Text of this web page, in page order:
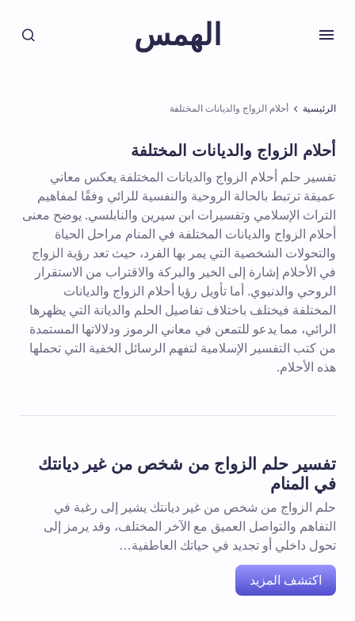
الهمس
الرئيسية أحلام الزواج والديانات المختلفة
أحلام الزواج والديانات المختلفة
تفسير حلم أحلام الزواج والديانات المختلفة يعكس معاني
عميقة ترتبط بالحالة الروحية والنفسية للرائي وفقًا لمفاهيم
التراث الإسلامي وتفسيرات ابن سيرين والنابلسي. يوضح معنى
أحلام الزواج والديانات المختلفة في المنام مراحل الحياة
والتحولات الشخصية التي يمر بها الفرد، حيث تعد رؤية الزواج
في الأحلام إشارة إلى الخير والبركة والاقتراب من الاستقرار
الروحي والدنيوي. أما تأويل رؤيا أحلام الزواج والديانات
المختلفة فيختلف باختلاف تفاصيل الحلم والديانة التي يظهرها
الرائي، مما يدعو للتمعن في معاني الرموز ودلالاتها المستمدة
من كتب التفسير الإسلامية لتفهم الرسائل الخفية التي تحملها
هذه الأحلام.
تفسير حلم الزواج من شخص من غير ديانتك
في المنام
حلم الزواج من شخص من غير ديانتك يشير إلى رغبة في
التفاهم والتواصل العميق مع الآخر المختلف، وقد يرمز إلى
تحول داخلي أو تجديد في حياتك العاطفية…
اكتشف المزيد